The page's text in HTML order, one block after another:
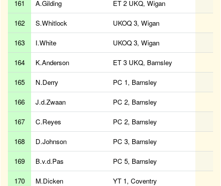
161 A.Gilding ET 2 UKQ, Wigan
162 S.Whitlock UKOQ 3, Wigan
163 I.White UKOQ 3, Wigan
164 K.Anderson ET 3 UKQ, Barnsley
165 N.Derry PC 1, Barnsley
166 J.d.Zwaan PC 2, Barnsley
167 C.Reyes PC 2, Barnsley
168 D.Johnson PC 3, Barnsley
169 B.v.d.Pas PC 5, Barnsley
170 M.Dicken YT 1, Coventry